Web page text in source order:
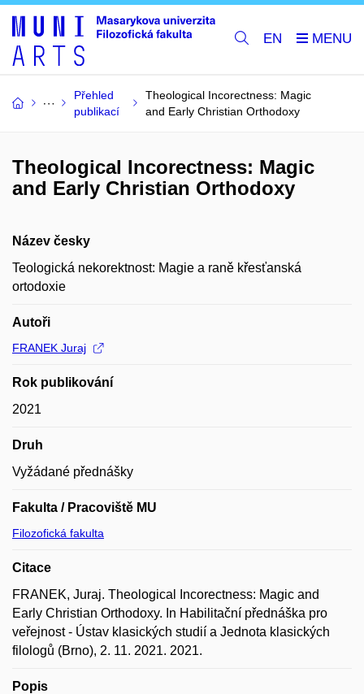
EN
Přehled
publikací
Theological Incorectness: Magic
and Early Christian Orthodoxy
Theological Incorectness: Magic
and Early Christian Orthodoxy
Název česky
Teologická nekorektnost: Magie a raně křesťanská
ortodoxie
Autoři
FRANEK Juraj
Rok publikování
2021
Druh
Vyžádané přednášky
Fakulta / Pracoviště MU
Filozofická fakulta
Citace
FRANEK, Juraj. Theological Incorectness: Magic and
Early Christian Orthodoxy. In Habilitační přednáška pro
veřejnost - Ústav klasických studií a Jednota klasických
filologů (Brno), 2. 11. 2021. 2021.
Popis